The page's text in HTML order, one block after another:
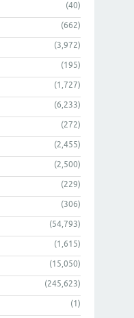
(40)
(662)
(3,972)
(195)
(1,727)
(6,233)
(272)
(2,455)
(2,500)
(229)
(306)
(54,793)
(1,615)
(15,050)
(245,623)
(1)